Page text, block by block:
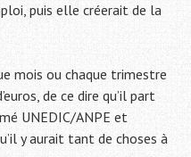
puis elle créerait de la
mois ou chaque trimestre
de ce dire qu’il part
UNEDIC/ANPE et
y aurait tant de choses à